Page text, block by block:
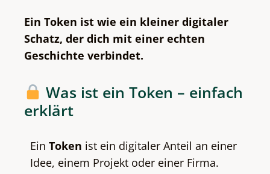
Ein Token ist wie ein kleiner digitaler
Schatz, der dich mit einer echten
Geschichte verbindet.
Was ist ein Token – einfach
erklärt
Ein Token ist ein digitaler Anteil an einer
Idee, einem Projekt oder einer Firma.